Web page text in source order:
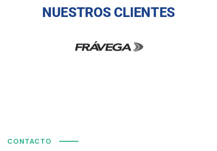
NUESTROS CLIENTES
CONTACTO